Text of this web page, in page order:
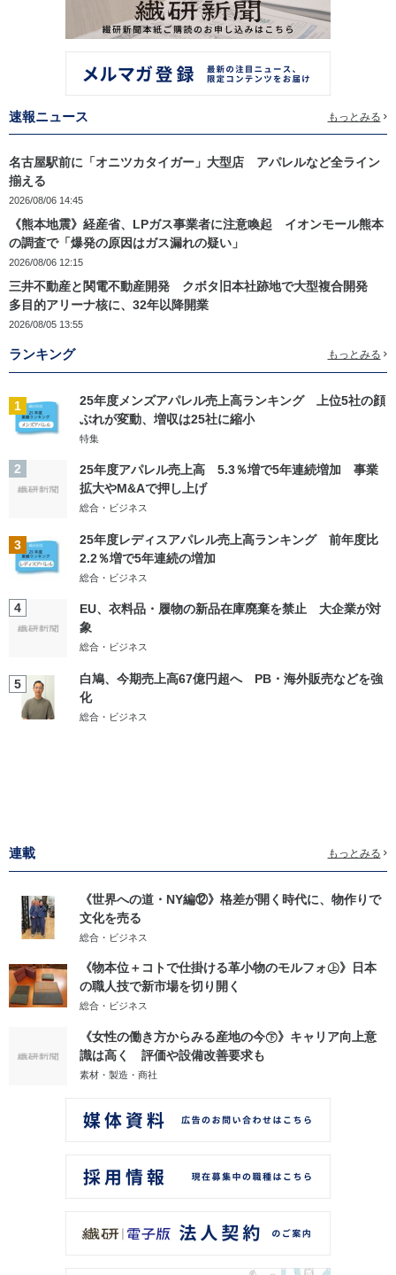
速報ニュース もっとみる
名古屋駅前に「オニツカタイガー」大型店 アパレルなど全ライン
揃える
2026/08/06 14:45
《熊本地震》経産省、LPガス事業者に注意喚起 イオンモール熊本
の調査で「爆発の原因はガス漏れの疑い」
2026/08/06 12:15
三井不動産と関電不動産開発 クボタ旧本社跡地で大型複合開発
多目的アリーナ核に、32年以降開業
2026/08/05 13:55
ランキング もっとみる
1
25年度メンズアパレル売上高ランキング 上位5社の顔
ぶれが変動、増収は25社に縮小
特集
2
25年度アパレル売上高 5.3％増で5年連続増加 事業
拡大やM&Aで押し上げ
総合・ビジネス
3
25年度レディスアパレル売上高ランキング 前年度比
2.2％増で5年連続の増加
総合・ビジネス
4
EU、衣料品・履物の新品在庫廃棄を禁止 大企業が対
象
総合・ビジネス
5
白鳩、今期売上高67億円超へ PB・海外販売などを強
化
総合・ビジネス
連載 もっとみる
《世界への道・NY編⑫》格差が開く時代に、物作りで
文化を売る
総合・ビジネス
《物本位＋コトで仕掛ける革小物のモルフォ㊤》日本
の職人技で新市場を切り開く
総合・ビジネス
《女性の働き方からみる産地の今㊦》キャリア向上意
識は高く 評価や設備改善要求も
素材・製造・商社